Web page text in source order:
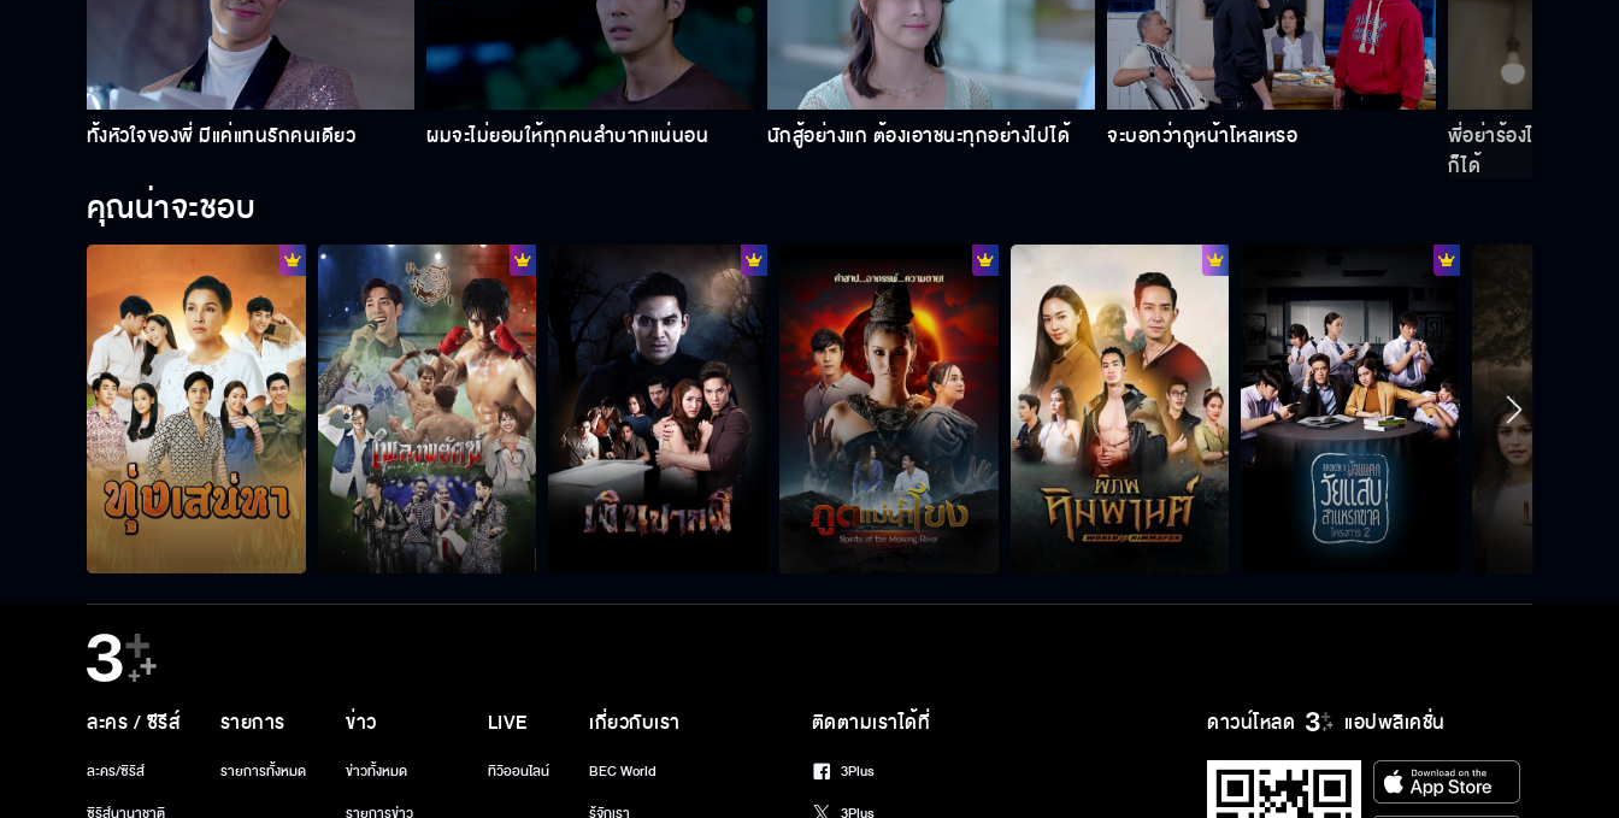
คนรักกันทำกันอย่างนี้เหรอ
"เพลงพยัคฆ์" เริ่ม 20 มกราคม
เพลงพยัคฆ์ เร็วๆ นี้
ทั้งหัวใจของพี่ มีแค่แทนรักคนเดียว ผมจะไม่ยอมให้ทุกคนลำบากแน่นอน นักสู้อย่างแก ต้องเอาชนะทุกอย่างไปได้ จะบอกว่ากูหน้าโหลเหรอ
พี่อย่าร้องไห้นะ พี่อา
ก็ได้
คุณน่าจะชอบ
ดาวน์โหลด แอปพลิเคชั่น
ละคร / ซีรีส์
ละคร/ซีรีส์
รายการ
รายการทั้งหมด
ข่าว
ข่าวทั้งหมด
LIVE
ทีวีออนไลน์
เกี่ยวกับเรา
BEC World
ติดตามเราได้ที่
3Plus